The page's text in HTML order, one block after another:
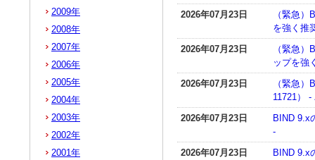
2026年07月23日
（緊急
を強く推
2026年07月23日
（緊急
ップを強
2026年07月23日
（緊急
11721）
2026年07月23日
BIND 9.x
-
2026年07月23日
BIND 9.x
2009年
2008年
2007年
2006年
2005年
2004年
2003年
2002年
2001年